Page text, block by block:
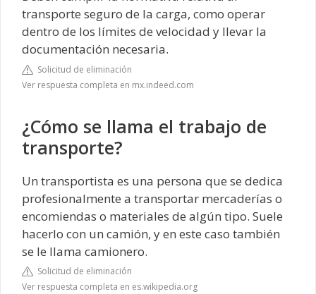
transporte seguro de la carga, como operar
dentro de los límites de velocidad y llevar la
documentación necesaria.
Solicitud de eliminación
Ver respuesta completa en mx.indeed.com
¿Cómo se llama el trabajo de
transporte?
Un transportista​ es una persona que se dedica
profesionalmente a transportar mercaderías o
encomiendas o materiales de algún tipo. Suele
hacerlo con un camión, y en este caso también
se le llama camionero.
Solicitud de eliminación
Ver respuesta completa en es.wikipedia.org